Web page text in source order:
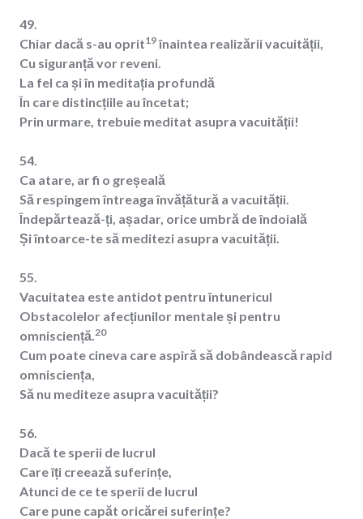
49.
Chiar dacă s-au oprit19înaintea realizării vacuității,
Cu siguranță vor reveni.
La fel ca și în meditația profundă
În care distincțiile au încetat;
Prin urmare, trebuie meditat asupra vacuității!
54.
Ca atare, ar fi o greșeală
Să respingem întreaga învățătură a vacuității.
Îndepărtează-ți, așadar, orice umbră de îndoială
Și întoarce-te să meditezi asupra vacuității.
55.
Vacuitatea este antidot pentru întunericul
Obstacolelor afecțiunilor mentale și pentru
omnisciență.20
Cum poate cineva care aspiră să dobândească rapid
omnisciența,
Să nu mediteze asupra vacuității?
56.
Dacă te sperii de lucrul
Care îți creează suferințe,
Atunci de ce te sperii de lucrul
Care pune capăt oricărei suferințe?